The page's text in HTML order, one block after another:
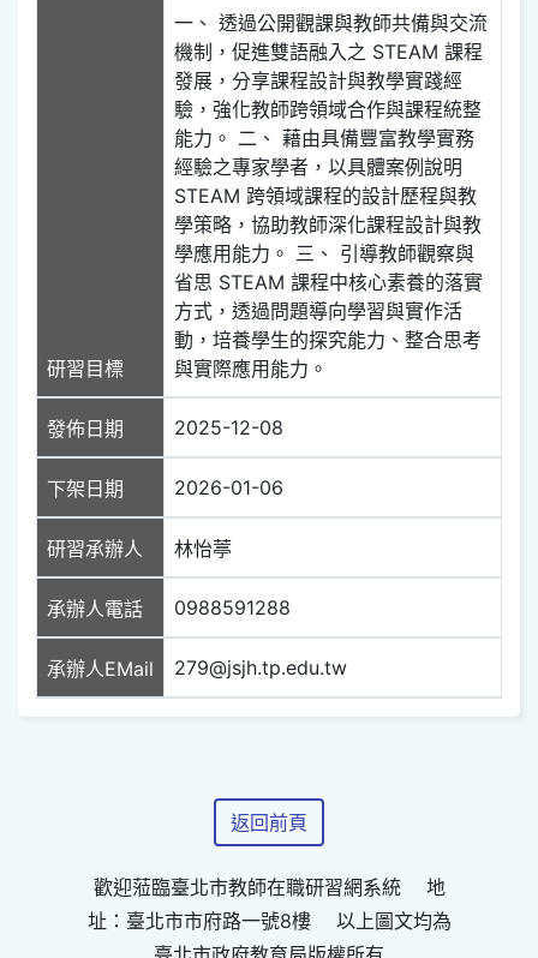
研習目標
一、 透過公開觀課與教師共備與交流
機制，促進雙語融入之 STEAM 課程
發展，分享課程設計與教學實踐經
驗，強化教師跨領域合作與課程統整
能力。 二、 藉由具備豐富教學實務
經驗之專家學者，以具體案例說明
STEAM 跨領域課程的設計歷程與教
學策略，協助教師深化課程設計與教
學應用能力。 三、 引導教師觀察與
省思 STEAM 課程中核心素養的落實
方式，透過問題導向學習與實作活
動，培養學生的探究能力、整合思考
與實際應用能力。
發佈日期 2025-12-08
下架日期 2026-01-06
研習承辦人 林怡葶
承辦人電話 0988591288
承辦人EMail 279@jsjh.tp.edu.tw
返回前頁
歡迎蒞臨臺北市教師在職研習網系統 地
址：臺北市市府路一號8樓 以上圖文均為